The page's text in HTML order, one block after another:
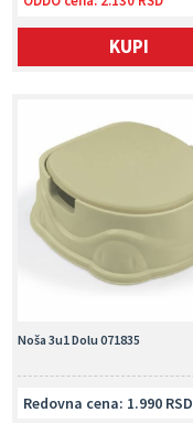
KUPI
Noša 3u1 Dolu 071835
Redovna cena: 1.990 RSD